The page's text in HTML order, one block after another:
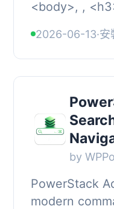
<body>, ,
新您導覽並與
2026-06-13·安
by
PowerStack
modern